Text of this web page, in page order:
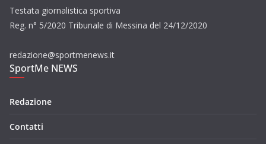
Testata giornalistica sportiva
Reg. n° 5/2020 Tribunale di Messina del 24/12/2020
redazione@sportmenews.it
SportMe NEWS
Redazione
Contatti